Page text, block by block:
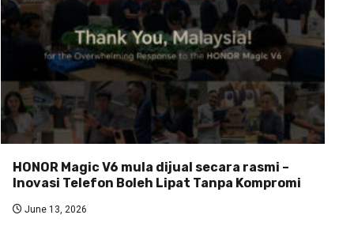
HONOR Magic V6 mula dijual secara rasmi –
Inovasi Telefon Boleh Lipat Tanpa Kompromi
June 13, 2026